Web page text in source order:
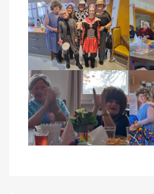
Kontakt
AWO BB Süd